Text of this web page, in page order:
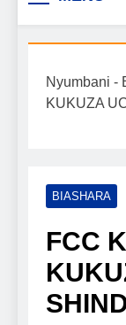
Nyumbani -
KUKUZA
BIASHARA
FCC